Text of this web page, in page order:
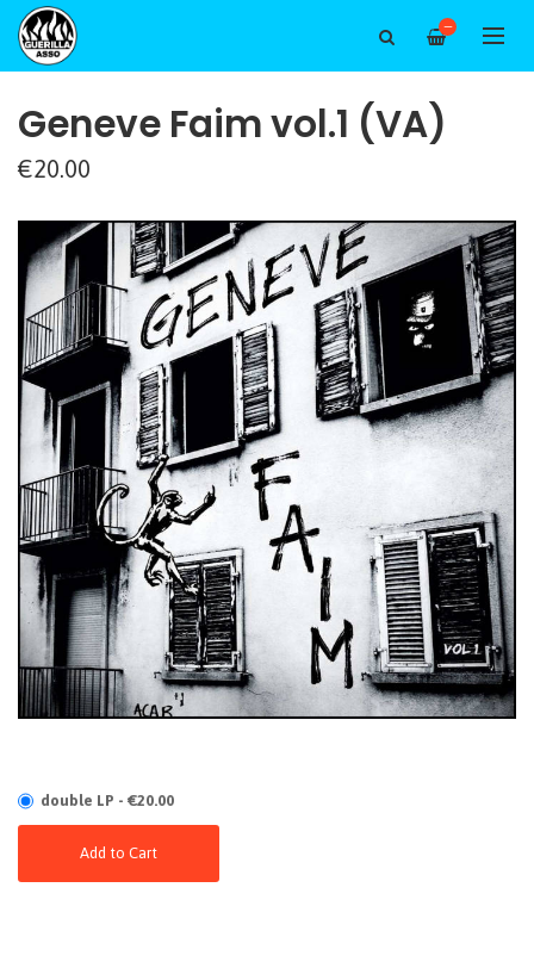
—
Geneve Faim vol.1 (VA)
€20.00
double LP - €20.00
Add to Cart